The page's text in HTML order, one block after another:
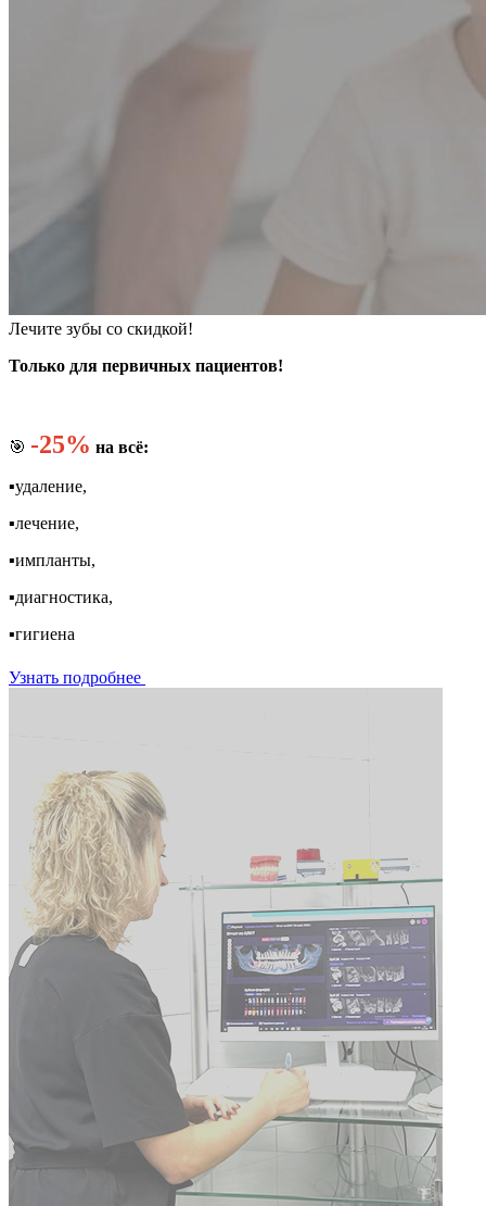
Лечите зубы со скидкой!
Только для первичных пациентов!
🎯 -25% на всё:
▪️удаление,
▪️лечение,
▪️импланты,
▪️диагностика,
▪️гигиена
Узнать подробнее